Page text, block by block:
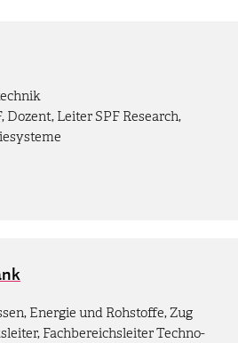
Leiter SPF Research,
Energie und Rohstoffe, Zug
Fachbereichsleiter Techno-